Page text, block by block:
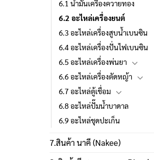
6.1 น้ำมันเครื่องควายทอง
6.2 อะไหล่เครื่องยนต์
6.3 อะไหล่เครื่องสูบน้ำเบนซิน
6.4 อะไหล่เครื่องปั่นไฟเบนซิน
6.5 อะไหล่เครื่องพ่นยา
6.6 อะไหล่เครื่องตัดหญ้า
6.7 อะไหล่ตู้เชื่อม
6.8 อะไหล่ปั๊มน้ำบาดาล
6.9 อะไหล่ชุดปะเก็น
7.สินค้า นาคี (Nakee)